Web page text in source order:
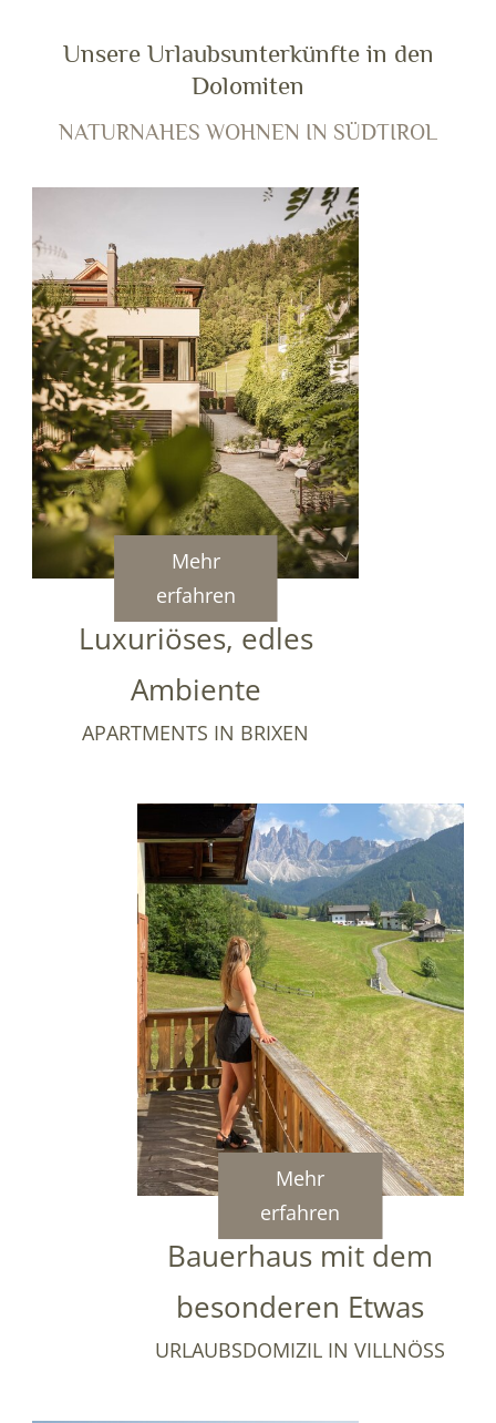
Unsere Urlaubsunterkünfte in den
Dolomiten
NATURNAHES WOHNEN IN SÜDTIROL
Mehr
erfahren
Luxuriöses, edles
Ambiente
APARTMENTS IN BRIXEN
Mehr
erfahren
Bauerhaus mit dem
besonderen Etwas
URLAUBSDOMIZIL IN VILLNÖSS